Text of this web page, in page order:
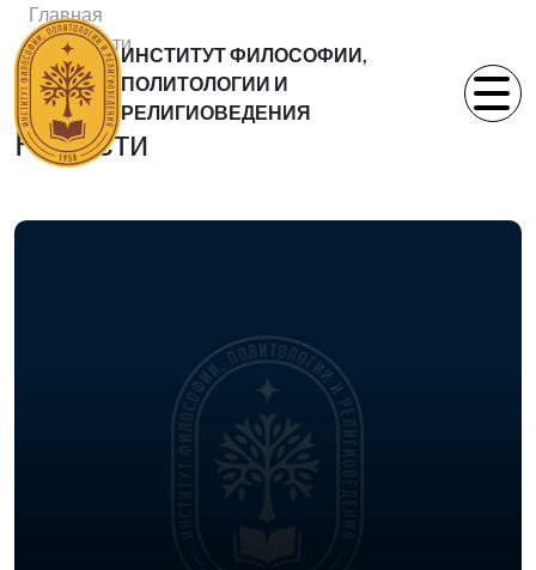
ИНСТИТУТ ФИЛОСОФИИ,
ПОЛИТОЛОГИИ И
РЕЛИГИОВЕДЕНИЯ
Главная
Новости
Статьи
Новости